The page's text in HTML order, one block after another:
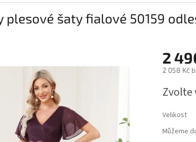
plesové šaty fialové 50159
2
2 058 Kč
cena:
Zvolte
Velikost
Můžeme